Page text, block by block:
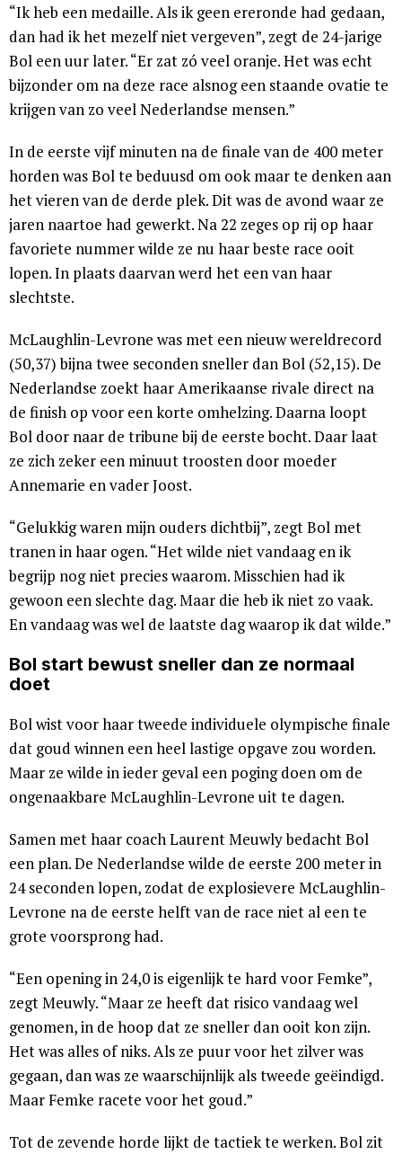
“Ik heb een medaille. Als ik geen ereronde had gedaan,
dan had ik het mezelf niet vergeven”, zegt de 24-jarige
Bol een uur later. “Er zat zó veel oranje. Het was echt
bijzonder om na deze race alsnog een staande ovatie te
krijgen van zo veel Nederlandse mensen.”
In de eerste vijf minuten na de finale van de 400 meter
horden was Bol te beduusd om ook maar te denken aan
het vieren van de derde plek. Dit was de avond waar ze
jaren naartoe had gewerkt. Na 22 zeges op rij op haar
favoriete nummer wilde ze nu haar beste race ooit
lopen. In plaats daarvan werd het een van haar
slechtste.
McLaughlin-Levrone was met een nieuw wereldrecord
(50,37) bijna twee seconden sneller dan Bol (52,15). De
Nederlandse zoekt haar Amerikaanse rivale direct na
de finish op voor een korte omhelzing. Daarna loopt
Bol door naar de tribune bij de eerste bocht. Daar laat
ze zich zeker een minuut troosten door moeder
Annemarie en vader Joost.
“Gelukkig waren mijn ouders dichtbij”, zegt Bol met
tranen in haar ogen. “Het wilde niet vandaag en ik
begrijp nog niet precies waarom. Misschien had ik
gewoon een slechte dag. Maar die heb ik niet zo vaak.
En vandaag was wel de laatste dag waarop ik dat wilde.”
Bol start bewust sneller dan ze normaal
doet
Bol wist voor haar tweede individuele olympische finale
dat goud winnen een heel lastige opgave zou worden.
Maar ze wilde in ieder geval een poging doen om de
ongenaakbare McLaughlin-Levrone uit te dagen.
Samen met haar coach Laurent Meuwly bedacht Bol
een plan. De Nederlandse wilde de eerste 200 meter in
24 seconden lopen, zodat de explosievere McLaughlin-
Levrone na de eerste helft van de race niet al een te
grote voorsprong had.
“Een opening in 24,0 is eigenlijk te hard voor Femke”,
zegt Meuwly. “Maar ze heeft dat risico vandaag wel
genomen, in de hoop dat ze sneller dan ooit kon zijn.
Het was alles of niks. Als ze puur voor het zilver was
gegaan, dan was ze waarschijnlijk als tweede geëindigd.
Maar Femke racete voor het goud.”
Tot de zevende horde lijkt de tactiek te werken. Bol zit